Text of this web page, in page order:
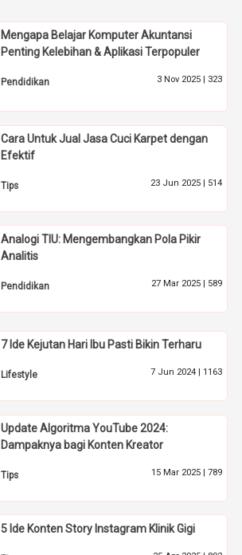
Mengapa Belajar Komputer Akuntansi
Penting Kelebihan & Aplikasi Terpopuler
Pendidikan 3 Nov 2025 | 323
Cara Untuk Jual Jasa Cuci Karpet dengan
Efektif
Tips 23 Jun 2025 | 514
Analogi TIU: Mengembangkan Pola Pikir
Analitis
Pendidikan 27 Mar 2025 | 589
7 Ide Kejutan Hari Ibu Pasti Bikin Terharu
Lifestyle 7 Jun 2024 | 1163
Update Algoritma YouTube 2024:
Dampaknya bagi Konten Kreator
Tips 15 Mar 2025 | 789
5 Ide Konten Story Instagram Klinik Gigi